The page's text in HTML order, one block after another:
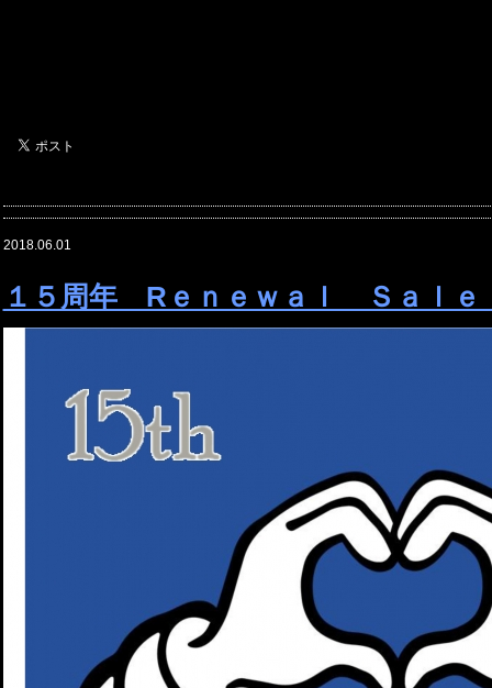
2018.06.01
１５周年 Rｅｎｅｗａｌ Ｓａｌ